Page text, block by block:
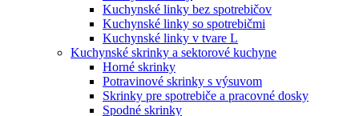
Kuchynské linky bez spotrebičov
Kuchynské linky so spotrebičmi
Kuchynské linky v tvare L
Kuchynské skrinky a sektorové kuchyne
Horné skrinky
Potravinové skrinky s výsuvom
Skrinky pre spotrebiče a pracovné dosky
Spodné skrinky